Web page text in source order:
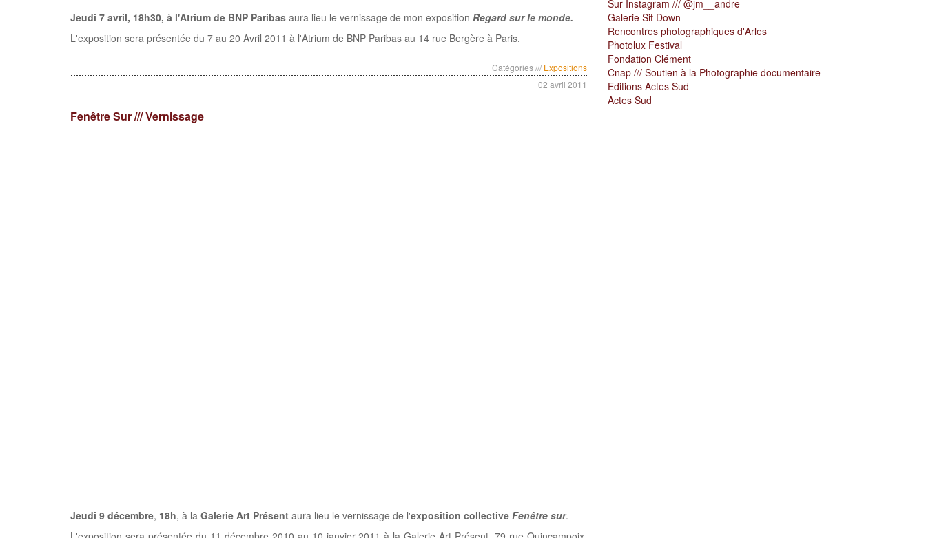
Jeudi 7 avril, 18h30, à l'Atrium de BNP Paribas aura lieu le vernissage de mon exposition Regard sur le monde.
L'exposition sera présentée du 7 au 20 Avril 2011 à l'Atrium de BNP Paribas au 14 rue Bergère à Paris.
Catégories ///Expositions
02 avril 2011
Fenêtre Sur /// Vernissage
Jeudi 9 décembre, 18h, à la Galerie Art Présent aura lieu le vernissage de l'exposition collective Fenêtre sur.
Sur Instagram /// @jm__andre
Galerie Sit Down
Rencontres photographiques d'Arles
Photolux Festival
Fondation Clément
Cnap /// Soutien à la Photographie documentaire
Editions Actes Sud
Actes Sud